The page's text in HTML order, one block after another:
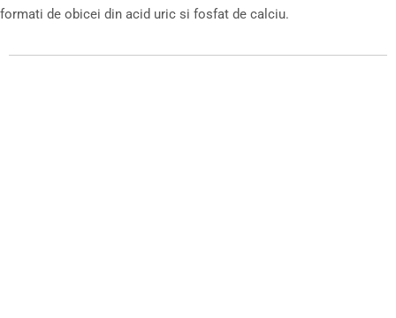
formati de obicei din acid uric si fosfat de calciu.